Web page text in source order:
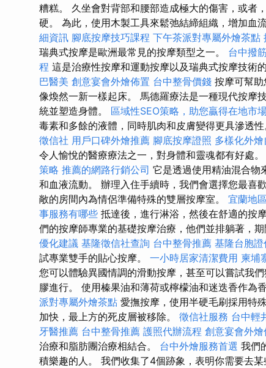
糟糕。 久坐會對背部和腰部造成極大的傷害，或者
硬。 為此，使用木製工具來鬆弛結締組織，增加血
細資訊 腳底按摩技巧課程 下午茶派對專屬外燴茶點
瑞典式按摩是歐洲最常見的按摩類型之一。 台中撥
程 這是治療性按摩和運動按摩以及瑞典式按摩技術
巴醫美 創意宴會外燴佈置 台中整骨價錢 按摩可幫
像煥然一新一樣起床。 馬德羅療法是一種現代按摩
統並塑造身體。 區域性SEO策略，助您贏得在地市
毒素和多餘的液體，同時肌肉和皮膚變得更具滲透性
徵信社 用戶口碑外燴推薦 腳底按摩證照 多樣化外
令人愉悅的醫療療法之一，對身體和靈魂都有好處。
策略 推薦的網路行銷公司 它是透過使用精油混合物
和血液流動。 辦理入住手續時，我們會選擇您最喜
敞的房間內為情侶準備特殊的雙層按摩室。 宜蘭地
事服務有哪些 抵達後，進行淋浴，然後在舒適的按
們的按摩師專業的基礎按摩治療，他們並排躺著，
優化建議 基隆徵信社查詢 台中整骨推薦 基隆台胞證
試專業雙手的貼心按摩。 一小時居家清潔費用 柬埔
您可以體驗異國情調的滑動按摩，甚至可以嘗試我
膠進行。 使用榛果油和薄荷或檸檬油和迷迭香作為
派對專屬外燴茶點 愛撫按摩，使用半硬毛刷採用特
加快，最上方的死皮層被移除。 徵信社服務 台中輕
牙醫推薦 台中整骨推薦 護照代辦流程 創意宴會外燴
治療和脂肪團治療相結合。 台中外燴服務首選 我們
積樂趣的人。 我們收集了4個跡象，表明你需要去